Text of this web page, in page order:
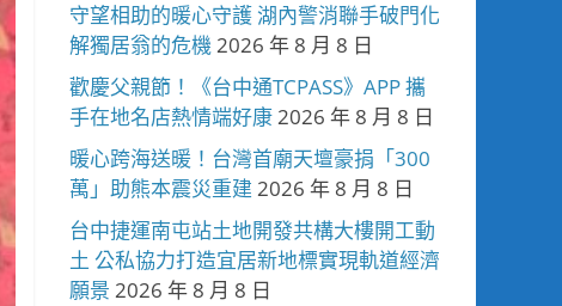
守望相助的暖心守護 湖內警消聯手破門化
解獨居翁的危機2026 年 8 月 8 日
歡慶父親節！《台中通TCPASS》APP 攜
手在地名店熱情端好康2026 年 8 月 8 日
暖心跨海送暖！台灣首廟天壇豪捐「300
萬」助熊本震災重建 2026 年 8 月 8 日
台中捷運南屯站土地開發共構大樓開工動
土 公私協力打造宜居新地標實現軌道經濟
願景 2026 年 8 月 8 日